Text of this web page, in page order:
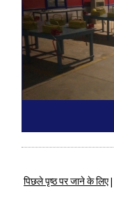
पिछले पृष्ठ पर जाने के लिए|